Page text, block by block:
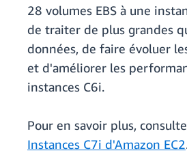
28 volumes EBS à une
de traiter de plus grandes
données, de faire évoluer
et d'améliorer les
instances C6i.
Pour en savoir plus,
Instances C7i d'Amazon EC2